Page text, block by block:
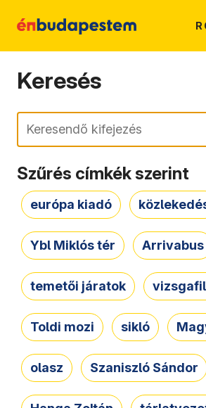
Keresés
Keresés
Szűrés címkék szerint
európa kiadó
Ybl Miklós tér Arrivabus
temetői járatok
Toldi mozi sikló
olasz Szaniszló Sándor